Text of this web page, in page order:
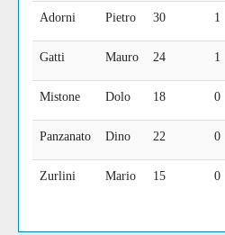
Adorni Pietro 30 1
Gatti Mauro 24 1
Mistone Dolo 18 0
Panzanato Dino 22 0
Zurlini Mario 15 0